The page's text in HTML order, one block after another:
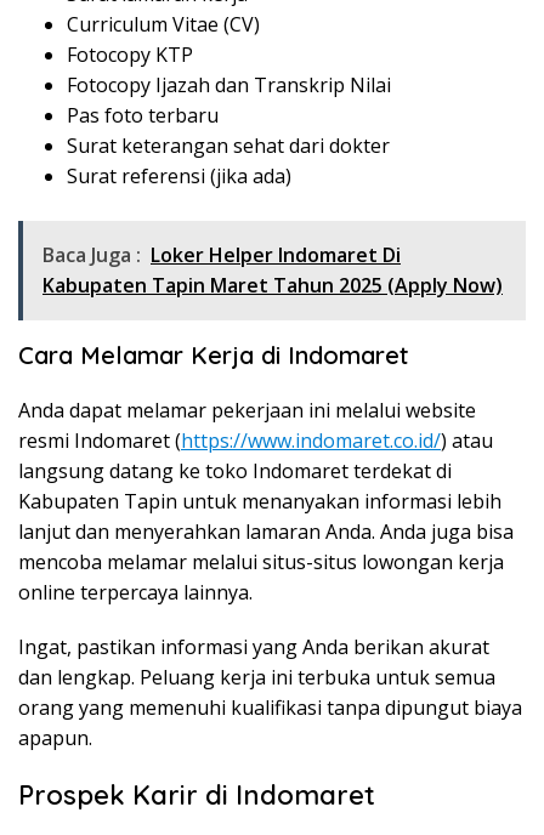
Curriculum Vitae (CV)
Fotocopy KTP
Fotocopy Ijazah dan Transkrip Nilai
Pas foto terbaru
Surat keterangan sehat dari dokter
Surat referensi (jika ada)
Baca Juga : Loker Helper Indomaret Di
Kabupaten Tapin Maret Tahun 2025 (Apply Now)
Cara Melamar Kerja di Indomaret
Anda dapat melamar pekerjaan ini melalui website
resmi Indomaret (https://www.indomaret.co.id/) atau
langsung datang ke toko Indomaret terdekat di
Kabupaten Tapin untuk menanyakan informasi lebih
lanjut dan menyerahkan lamaran Anda. Anda juga bisa
mencoba melamar melalui situs-situs lowongan kerja
online terpercaya lainnya.
Ingat, pastikan informasi yang Anda berikan akurat
dan lengkap. Peluang kerja ini terbuka untuk semua
orang yang memenuhi kualifikasi tanpa dipungut biaya
apapun.
Prospek Karir di Indomaret